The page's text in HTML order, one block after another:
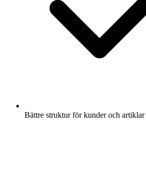
Bättre struktur för kunder och artiklar